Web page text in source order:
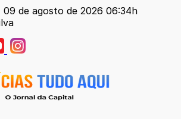
de agosto de 2026 06:34h